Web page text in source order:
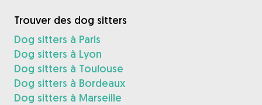
Trouver des dog sitters
Dog sitters à Paris
Dog sitters à Lyon
Dog sitters à Toulouse
Dog sitters à Bordeaux
Dog sitters à Marseille